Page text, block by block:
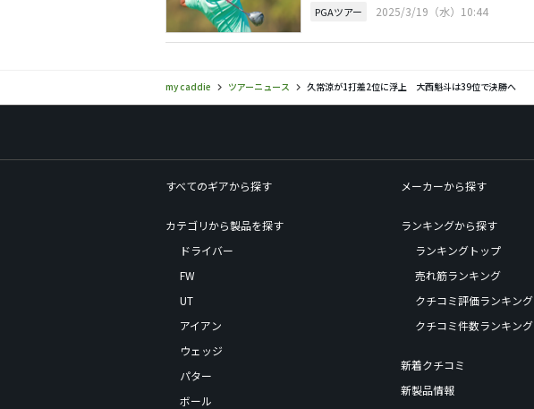
PGAツアー 2025/3/19（水）10:44
my caddie ツアーニュース 久常涼が1打差2位に浮上 大西魁斗は39位で決勝へ
すべてのギアから探す
カテゴリから製品を探す
ドライバー
FW
UT
アイアン
ウェッジ
パター
ボール
メーカーから探す
ランキングから探す
ランキングトップ
売れ筋ランキング
クチコミ評価ランキング
クチコミ件数ランキング
新着クチコミ
新製品情報